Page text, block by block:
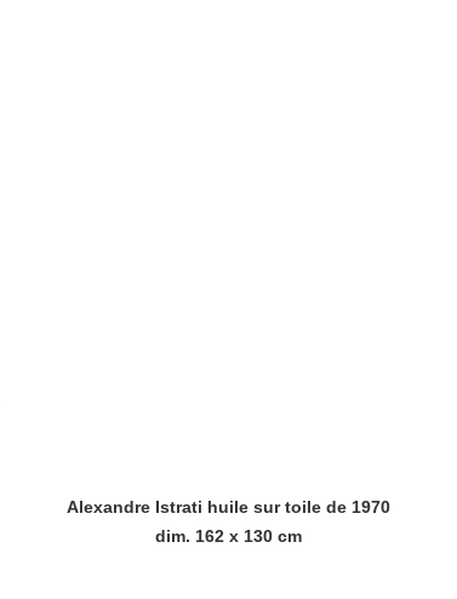
Alexandre Istrati huile sur toile de 1970
dim. 162 x 130 cm